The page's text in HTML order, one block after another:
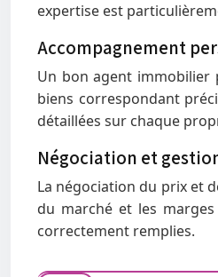
expertise est
Accompagnement
Un bon agent immobilier
biens correspondant
détaillées sur chaque
Négociation et
La négociation du prix et
du marché et les
correctement remplies.